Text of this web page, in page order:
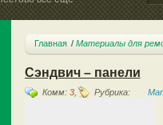
Главная Материалы для
Сэндвич – панели
Комм: 3, Рубрика: